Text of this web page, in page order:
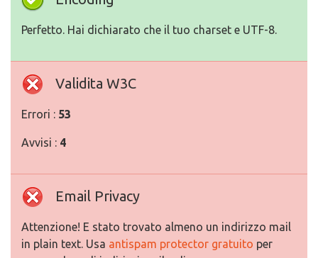
Perfetto. Hai dichiarato che il tuo charset e UTF-8.
Validita W3C
Errori : 53
Avvisi : 4
Email Privacy
Attenzione! E stato trovato almeno un indirizzo mail
in plain text. Usa antispam protector gratuito per